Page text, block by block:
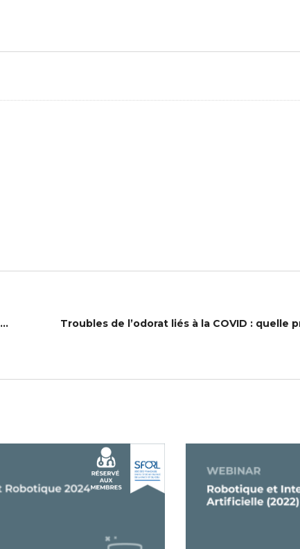
10 cas cliniques interactifs en reconstruction des pertes de substance du visage
Troubles de l’odorat liés à la COVID : quelle